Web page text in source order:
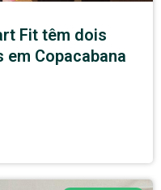
Fit têm dois
Copacabana